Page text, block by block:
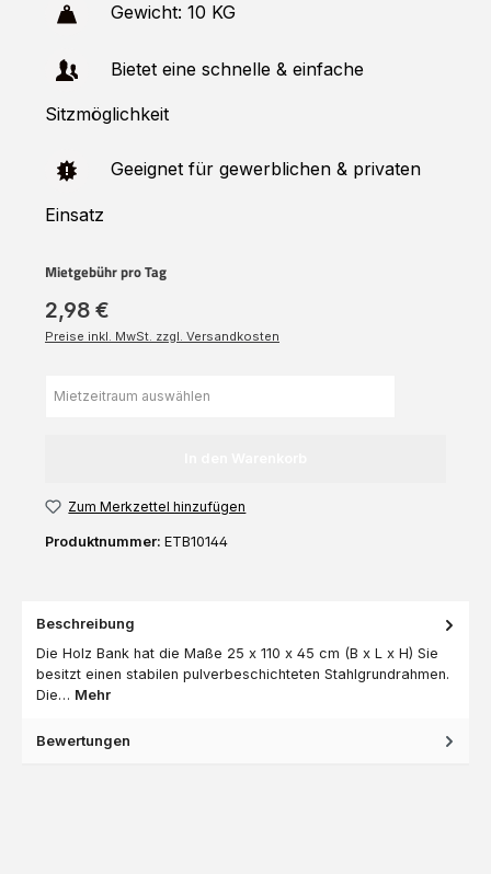
Gewicht: 10 KG
Bietet eine schnelle & einfache
Sitzmöglichkeit
Geeignet für gewerblichen & privaten
Einsatz
Mietgebühr pro Tag
2,98 €
Preise inkl. MwSt. zzgl. Versandkosten
Zum Merkzettel hinzufügen
Produktnummer: ETB10144
Beschreibung
Die Holz Bank hat die Maße 25 x 110 x 45 cm (B x L x H) Sie
besitzt einen stabilen pulverbeschichteten Stahlgrundrahmen.
Die… Mehr
Bewertungen